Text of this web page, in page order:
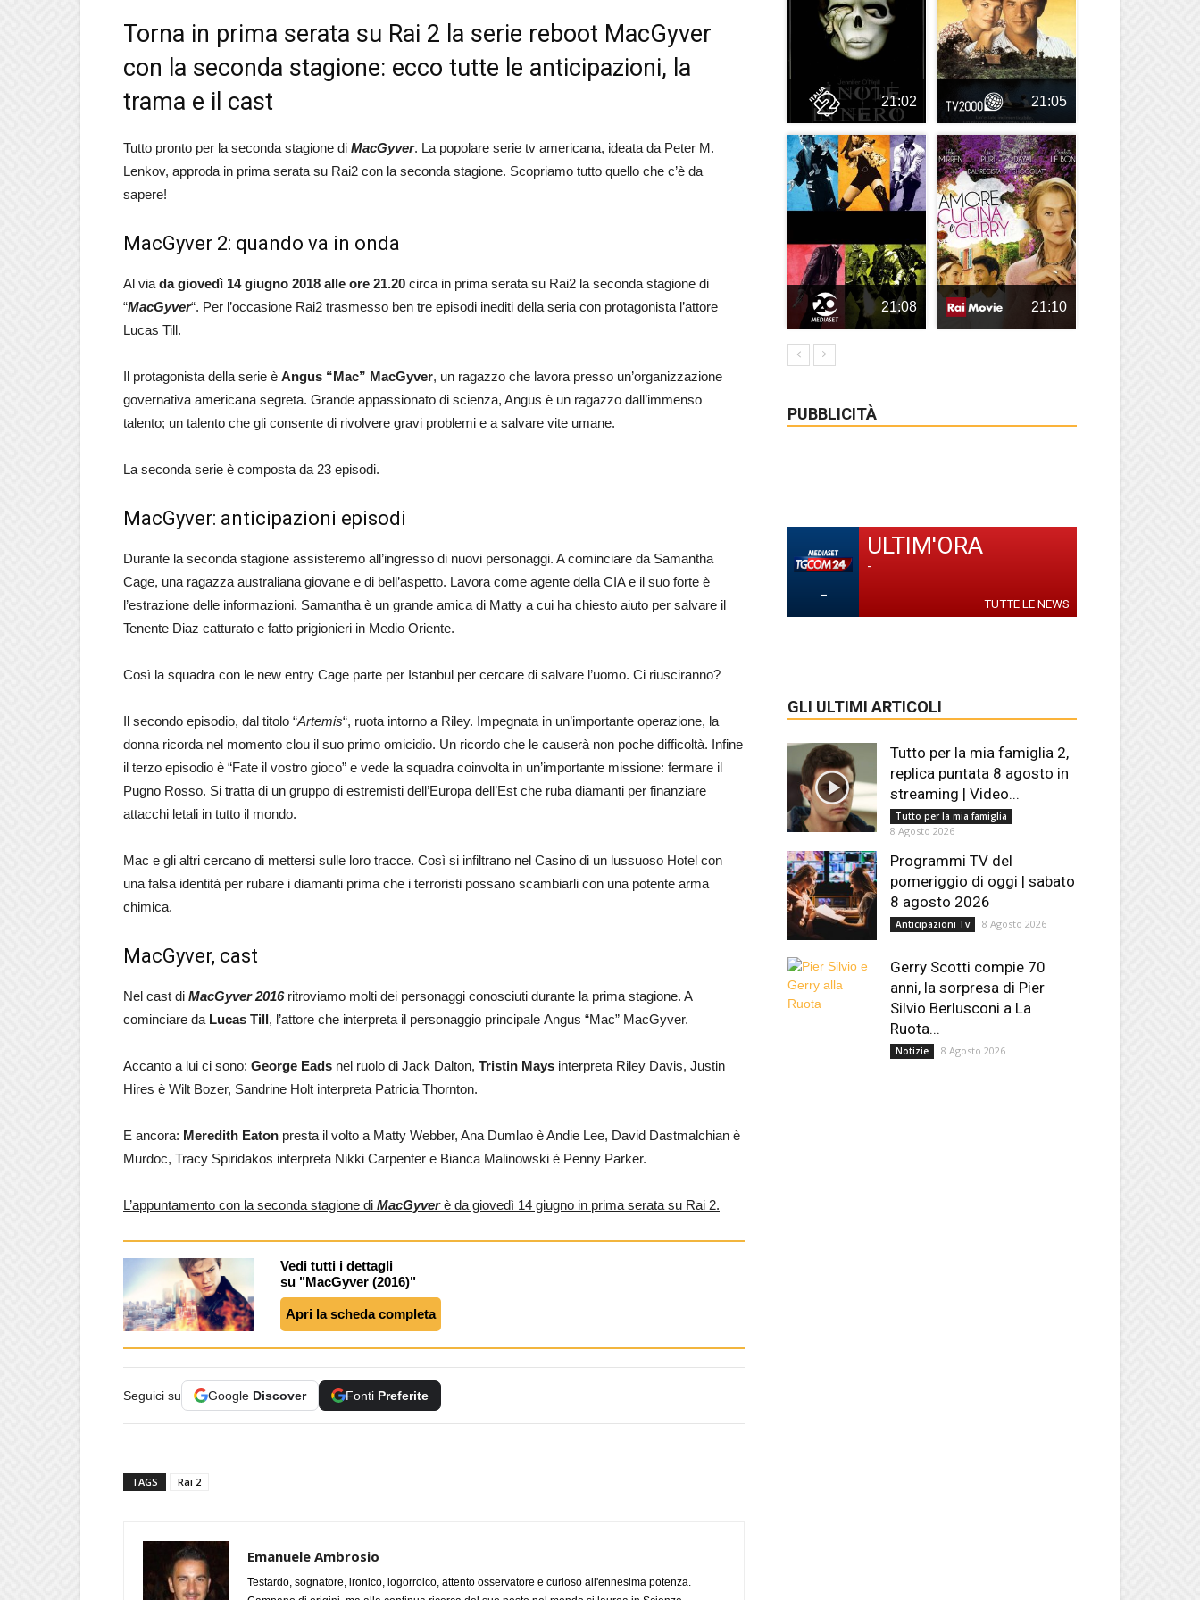
Torna in prima serata su Rai 2 la serie reboot MacGyver
con la seconda stagione: ecco tutte le anticipazioni, la
trama e il cast
Tutto pronto per la seconda stagione di MacGyver. La popolare serie tv americana, ideata da Peter M.
Lenkov, approda in prima serata su Rai2 con la seconda stagione. Scopriamo tutto quello che c’è da
sapere!
MacGyver 2: quando va in onda
Al via da giovedì 14 giugno 2018 alle ore 21.20 circa in prima serata su Rai2 la seconda stagione di
“MacGyver“. Per l’occasione Rai2 trasmesso ben tre episodi inediti della seria con protagonista l’attore
Lucas Till.
Il protagonista della serie è Angus “Mac” MacGyver, un ragazzo che lavora presso un’organizzazione
governativa americana segreta. Grande appassionato di scienza, Angus è un ragazzo dall’immenso
talento; un talento che gli consente di rivolvere gravi problemi e a salvare vite umane.
La seconda serie è composta da 23 episodi.
MacGyver: anticipazioni episodi
Durante la seconda stagione assisteremo all’ingresso di nuovi personaggi. A cominciare da Samantha
Cage, una ragazza australiana giovane e di bell’aspetto. Lavora come agente della CIA e il suo forte è
l’estrazione delle informazioni. Samantha è un grande amica di Matty a cui ha chiesto aiuto per salvare il
Tenente Diaz catturato e fatto prigionieri in Medio Oriente.
Così la squadra con le new entry Cage parte per Istanbul per cercare di salvare l’uomo. Ci riusciranno?
Il secondo episodio, dal titolo “Artemis“, ruota intorno a Riley. Impegnata in un’importante operazione, la
donna ricorda nel momento clou il suo primo omicidio. Un ricordo che le causerà non poche difficoltà. Infine
il terzo episodio è “Fate il vostro gioco” e vede la squadra coinvolta in un’importante missione: fermare il
Pugno Rosso. Si tratta di un gruppo di estremisti dell’Europa dell’Est che ruba diamanti per finanziare
attacchi letali in tutto il mondo.
Mac e gli altri cercano di mettersi sulle loro tracce. Così si infiltrano nel Casino di un lussuoso Hotel con
una falsa identità per rubare i diamanti prima che i terroristi possano scambiarli con una potente arma
chimica.
MacGyver, cast
Nel cast di MacGyver 2016ritroviamo molti dei personaggi conosciuti durante la prima stagione. A
cominciare da Lucas Till, l’attore che interpreta il personaggio principale Angus “Mac” MacGyver.
Accanto a lui ci sono: George Eads nel ruolo di Jack Dalton, Tristin Mays interpreta Riley Davis, Justin
Hires è Wilt Bozer, Sandrine Holt interpreta Patricia Thornton.
E ancora: Meredith Eaton presta il volto a Matty Webber, Ana Dumlao è Andie Lee, David Dastmalchian è
Murdoc, Tracy Spiridakos interpreta Nikki Carpenter e Bianca Malinowski è Penny Parker.
L’appuntamento con la seconda stagione di MacGyverè da giovedì 14 giugno in prima serata su Rai 2.
Vedi tutti i dettagli
su "MacGyver (2016)"
Apri la scheda completa
Seguici su Google Discover Fonti Preferite
TAGS Rai 2
Emanuele Ambrosio
Testardo, sognatore, ironico, logorroico, attento osservatore e curioso all'ennesima potenza.
21:02 21:05
21:08 21:10
PUBBLICITÀ
-
ULTIM'ORA
-
TUTTE LE NEWS
GLI ULTIMI ARTICOLI
Tutto per la mia famiglia 2,
replica puntata 8 agosto in
streaming | Video...
Tutto per la mia famiglia
8 Agosto 2026
Programmi TV del
pomeriggio di oggi | sabato
8 agosto 2026
Anticipazioni Tv 8 Agosto 2026
Gerry Scotti compie 70
anni, la sorpresa di Pier
Silvio Berlusconi a La
Ruota...
Notizie 8 Agosto 2026